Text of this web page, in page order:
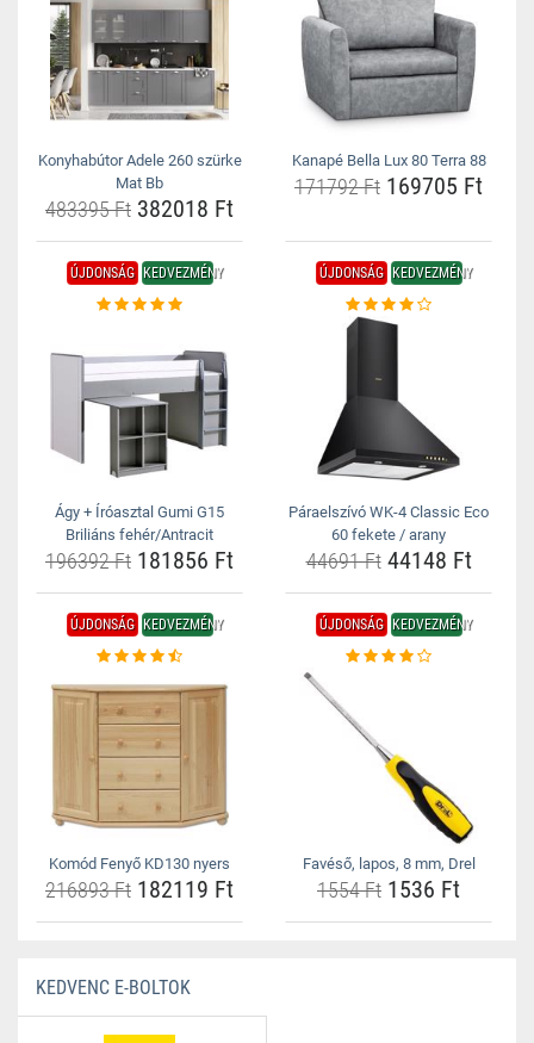
Konyhabútor Adele 260 szürke
Mat Bb
483395 Ft 382018 Ft
Kanapé Bella Lux 80 Terra 88
171792 Ft 169705 Ft
ÚJDONSÁG KEDVEZMÉNY
Ágy + Íróasztal Gumi G15
Briliáns fehér/Antracit
196392 Ft 181856 Ft
ÚJDONSÁG KEDVEZMÉNY
Páraelszívó WK-4 Classic Eco
60 fekete / arany
44691 Ft44148 Ft
ÚJDONSÁG KEDVEZMÉNY
Komód Fenyő KD130 nyers
216893 Ft 182119 Ft
ÚJDONSÁG KEDVEZMÉNY
Favéső, lapos, 8 mm, Drel
1554 Ft 1536 Ft
KEDVENC E-BOLTOK